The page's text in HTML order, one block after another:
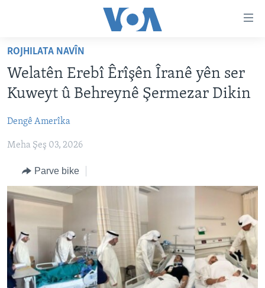
Yekser
naveroka
serekî
here
serekî
Yekser
Lêgerînê
DESTPÊK
FOTO GALERÎ
RADYO
HEVPEYVÎN
HERÊMÊN KURDAN
AMERÎKA
TIRKÎYE
SÛRÎYE
ÎRAQ
ÎRAN
ROJHILATA NAVÎN
CÎHAN
ÇAND Û HUNER
ROJHILATA NAVÎN
Welatên Erebî Êrîşên Îranê yên ser
Kuweyt û Behreynê Şermezar Dikin
Dengê Amerîka
Meha Şeş 03, 2026
Parve bike